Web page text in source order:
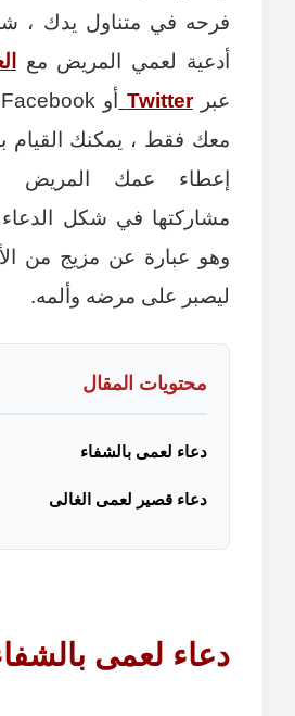
فرحه في متناول يدك ،
أدعية لعمي المريض مع
عبرTwitter
معك فقط ، يمكنك
إعطاء عمك المريض
مشاركتها في شكل
وهو عبارة عن مزيج من
ليصبر على مرضه وألمه.
محتويات المقال
دعاء لعمى بالشفاء
دعاء قصير لعمى الغالى
دعاء لعمى